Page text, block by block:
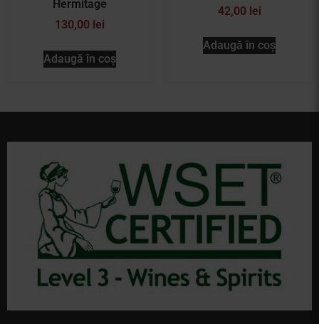
Hermitage
130,00 lei
Adaugă în coș
42,00 lei
Adaugă în coș